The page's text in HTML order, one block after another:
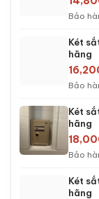
Bảo
Két
hãng
Bảo
Két
hãng
Bảo
Két
hãng